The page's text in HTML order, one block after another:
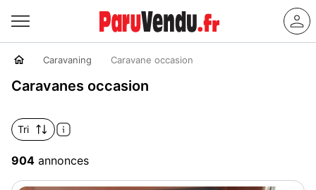
Caravaning Caravane occasion
Caravanes occasion
Tri
904 annonces